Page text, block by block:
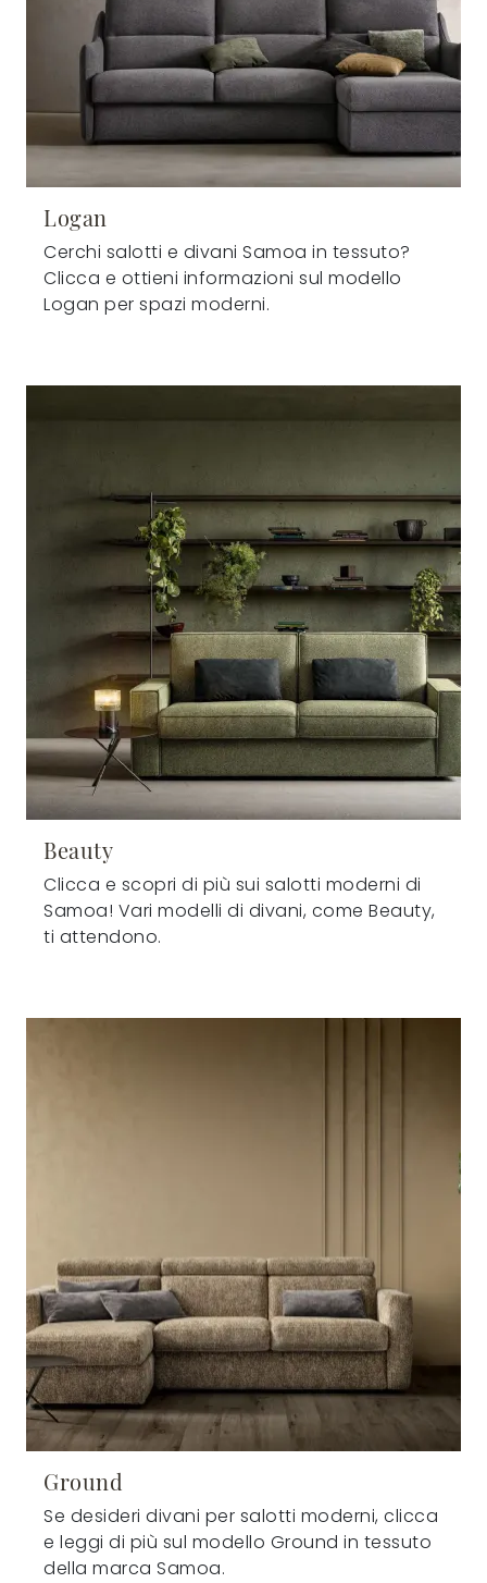
Logan
Cerchi salotti e divani Samoa in tessuto?
Clicca e ottieni informazioni sul modello
Logan per spazi moderni.
Beauty
Clicca e scopri di più sui salotti moderni di
Samoa! Vari modelli di divani, come Beauty,
ti attendono.
Ground
Se desideri divani per salotti moderni, clicca
e leggi di più sul modello Ground in tessuto
della marca Samoa.